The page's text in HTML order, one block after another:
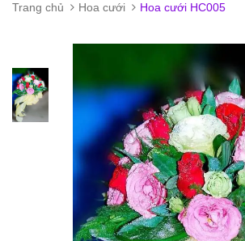
Trang chủ Hoa cưới Hoa cưới HC005